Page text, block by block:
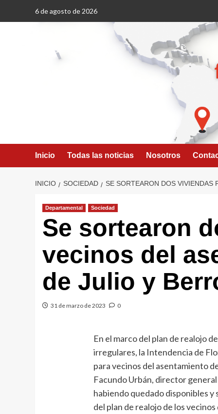
6 de agosto de 2026
Inicio Todas las noticias Nosotros
INICIO SOCIEDAD SE SORTEARON DOS VIVIENDAS
Departamental Sociedad
Se sortearon
vecinos del
de Julio y
31 de marzo de 2023 0
En el marco del plan de realojo
irregulares, la Intendencia de
para vecinos del asentamiento
Facundo Urbán, director
habiendo quedado disponibles
del plan de realojo de los